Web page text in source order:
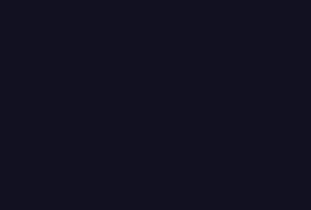
programar mensajes, pero en
permisos de accesibilidad.